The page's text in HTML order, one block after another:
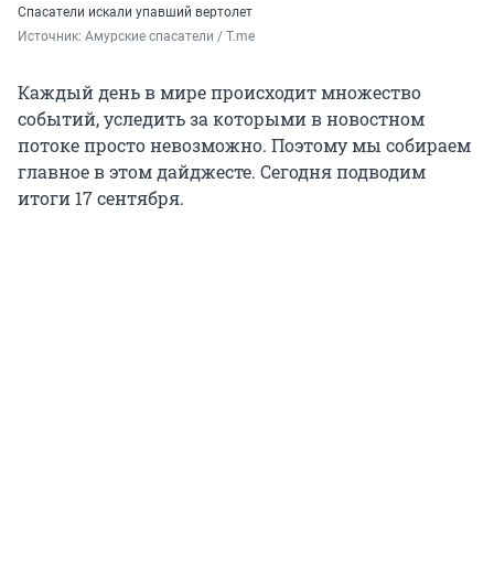
Спасатели искали упавший вертолет
Источник: Амурские спасатели / T.me
Каждый день в мире происходит множество
событий, уследить за которыми в новостном
потоке просто невозможно. Поэтому мы собираем
главное в этом дайджесте. Сегодня подводим
итоги 17 сентября.